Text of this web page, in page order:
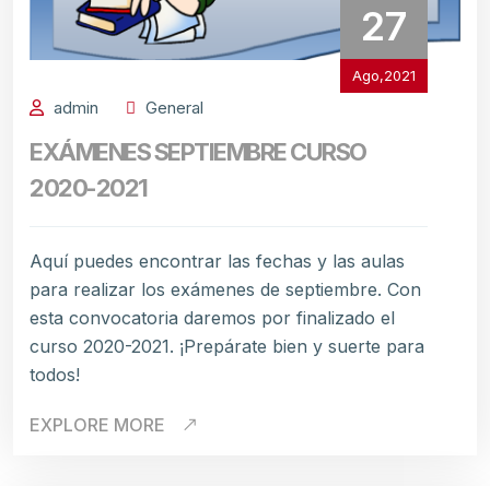
27
Ago,2021
admin General
EXÁMENES SEPTIEMBRE CURSO
2020-2021
Aquí puedes encontrar las fechas y las aulas
para realizar los exámenes de septiembre. Con
esta convocatoria daremos por finalizado el
curso 2020-2021. ¡Prepárate bien y suerte para
todos!
EXPLORE MORE